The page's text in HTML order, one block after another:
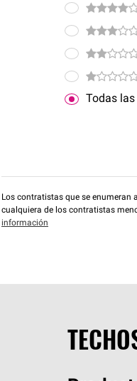
Todas
Los contratistas que se enumeran
cualquiera de los contratistas
información